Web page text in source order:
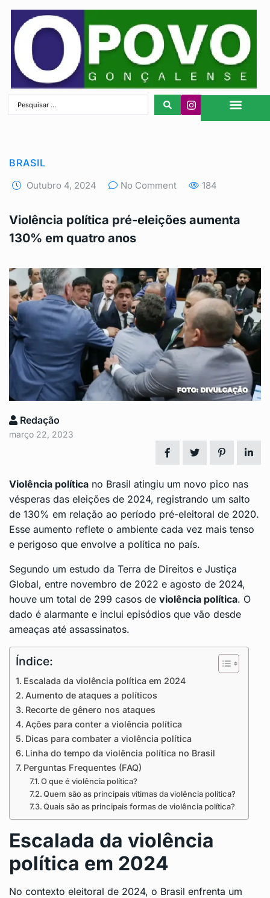
BRASIL
Outubro 4, 2024 No Comment 184
Violência política pré-eleições aumenta
130% em quatro anos
Redação
março 22, 2023
Violência política no Brasil atingiu um novo pico nas
vésperas das eleições de 2024, registrando um salto
de 130% em relação ao período pré-eleitoral de 2020.
Esse aumento reflete o ambiente cada vez mais tenso
e perigoso que envolve a política no país.
Segundo um estudo da Terra de Direitos e Justiça
Global, entre novembro de 2022 e agosto de 2024,
houve um total de 299 casos de violência política. O
dado é alarmante e inclui episódios que vão desde
ameaças até assassinatos.
Índice:
Escalada da violência política em 2024
Aumento de ataques a políticos
Recorte de gênero nos ataques
Ações para conter a violência política
Dicas para combater a violência política
Linha do tempo da violência política no Brasil
Perguntas Frequentes (FAQ)
O que é violência política?
Quem são as principais vítimas da violência política?
Quais são as principais formas de violência política?
Escalada da violência
política em 2024
No contexto eleitoral de 2024, o Brasil enfrenta um